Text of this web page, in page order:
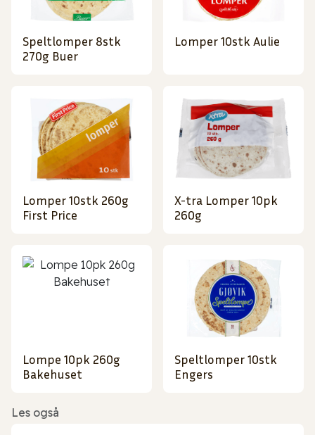
Speltlomper 8stk
270g Buer
Lomper 10stk Aulie
Lomper 10stk 260g
First Price
X-tra Lomper 10pk
260g
Lompe 10pk 260g
Bakehuset
Speltlomper 10stk
Engers
Les også